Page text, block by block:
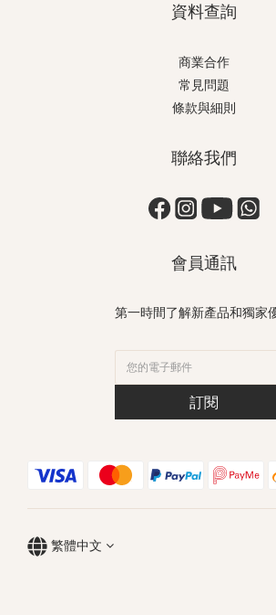
資料查詢
商業合作
常見問題
條款與細則
聯絡我們
會員通訊
第一時間了解新產品和獨家
訂閱
繁體中文